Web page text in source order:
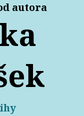
autora